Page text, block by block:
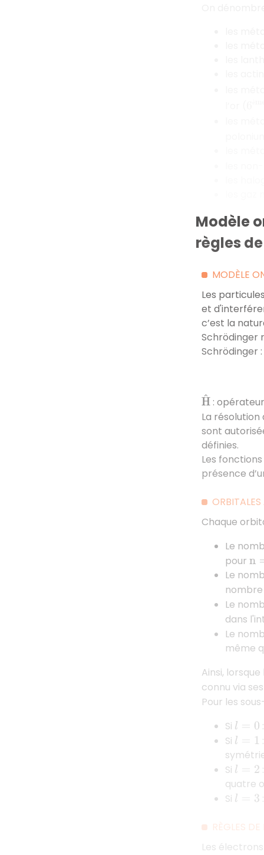
Modèle
règles
MODÈLE
Les
et
c’est la
Schrödinger
Schrödinger :
H^
:
La
sont
définies.
Les
présence
Chaque
Le
pour n=
Le
Le
dans
Le
même
Ainsi,
connu via
Pour les
Si l=
Si l=
Si l=
quatre
Si l=
RÈGLES
Les